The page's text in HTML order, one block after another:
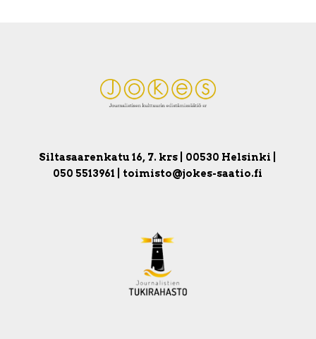
Siltasaarenkatu 16, 7. krs | 00530 Helsinki |
050 5513961 | toimisto@jokes-saatio.fi